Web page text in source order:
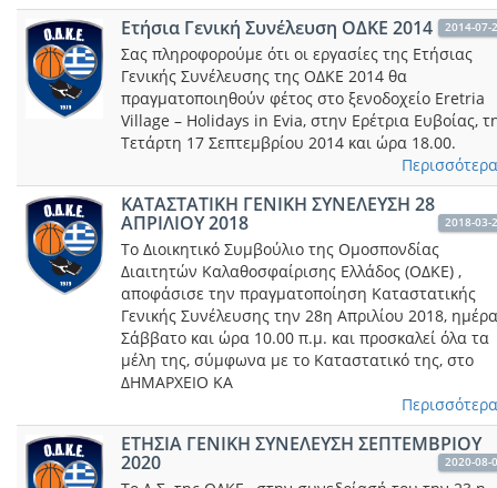
Ετήσια Γενική Συνέλευση ΟΔΚΕ 2014 2014-07-
Σας πληροφορούμε ότι οι εργασίες της Ετήσιας
Γενικής Συνέλευσης της ΟΔΚΕ 2014 θα
πραγματοποιηθούν φέτος στο ξενοδοχείο Eretria
Village – Holidays in Evia, στην Ερέτρια Ευβοίας,
Τετάρτη 17 Σεπτεμβρίου 2014 και ώρα 18.00.
ΚΑΤΑΣΤΑΤΙΚΗ ΓΕΝΙΚΗ ΣΥΝΕΛΕΥΣΗ 28
ΑΠΡΙΛΙΟΥ 2018 2018-03-
Το Διοικητικό Συμβούλιο της Ομοσπονδίας
Διαιτητών Καλαθοσφαίρισης Ελλάδος (ΟΔΚΕ) ,
αποφάσισε την πραγματοποίηση Καταστατικής
Γενικής Συνέλευσης την 28η Απριλίου 2018,
Σάββατο και ώρα 10.00 π.μ. και προσκαλεί όλα τα
μέλη της, σύμφωνα με το Καταστατικό της, στο
ΔΗΜΑΡΧΕΙΟ ΚΑ
ΕΤΗΣΙΑ ΓΕΝΙΚΗ ΣΥΝΕΛΕΥΣΗ ΣΕΠΤΕΜΒΡΙΟΥ
2020 2020-08-